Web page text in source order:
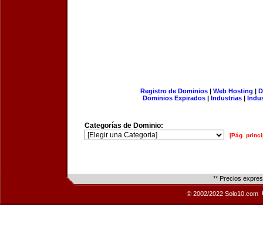
Registro de Dominios| Web Hosting |
Dominios Expirados | Industrias |
Categorías de Dominio:
[Pág.
** Precios
© 2002/2022 Solo10.com